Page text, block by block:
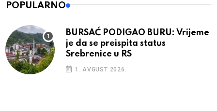
POPULARNO
BURSAĆ PODIGAO BURU: Vrijeme
je da se preispita status
Srebrenice u RS
1. AVGUST 2026.